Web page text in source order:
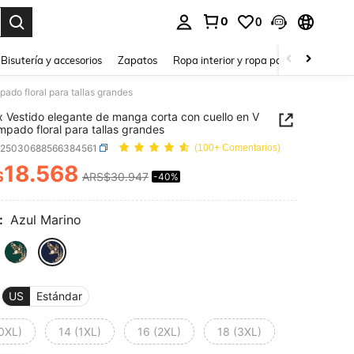
0 0
Bisutería y accesorios Zapatos Ropa interior y ropa para dormir
floral para tallas grandes
Vestido elegante de manga corta con cuello en V
floral para tallas grandes
(100+ Comentarios)
AND AVAILABILITY
18.568 ARS$30.947 -40%
Azul Marino
US Estándar
14 (1XL) 16 (2XL) 18 (3XL)